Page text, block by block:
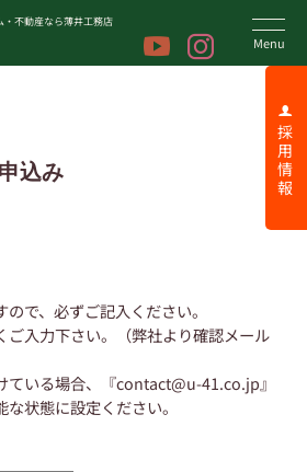
不動産なら薄井工務店
採 用 情 報
込み
で、必ずご記入ください。
ご入力下さい。（弊社より確認メール
ている場合、『contact@u-41.co.jp』
状態に設定ください。